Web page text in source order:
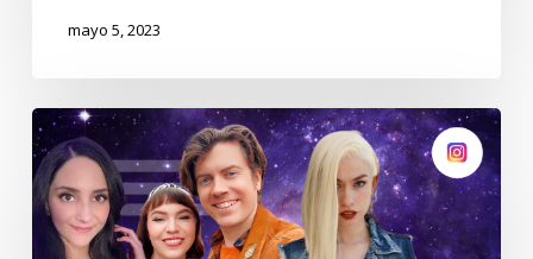
mayo 5, 2023